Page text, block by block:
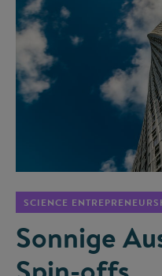
SCIENCE
Sonnige